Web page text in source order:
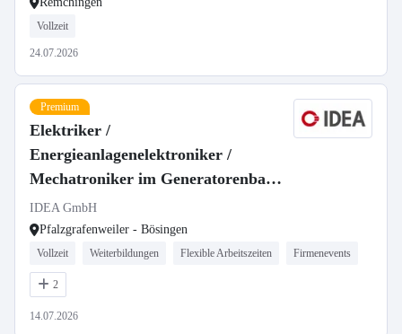
Vollzeit
24.07.2026
Premium
Elektriker /
Energieanlagenelektroniker /
Mechatroniker im Generatorenbau
(m/w/d)
IDEA GmbH
Pfalzgrafenweiler - Bösingen
Vollzeit Weiterbildungen Flexible Arbeitszeiten Firmenevents
2
14.07.2026